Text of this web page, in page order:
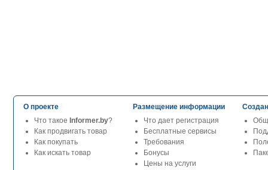
О проекте
Что такое Informer.by?
Как продвигать товар
Как покупать
Как искать товар
Размещение информации
Что дает регистрация
Бесплатные сервисы
Требования
Бонусы
Цены на услуги